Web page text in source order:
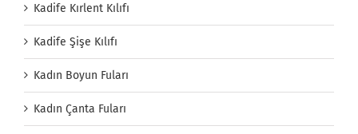
Kadife Kırlent Kılıfı
Kadife Şişe Kılıfı
Kadın Boyun Fuları
Kadın Çanta Fuları